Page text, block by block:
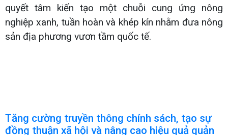
quyết tâm kiến tạo một chuỗi cung ứng nông
nghiệp xanh, tuần hoàn và khép kín nhằm đưa nông
sản địa phương vươn tầm quốc tế.
Tăng cường truyền thông chính sách, tạo sự
đồng thuận xã hội và nâng cao hiệu quả quản